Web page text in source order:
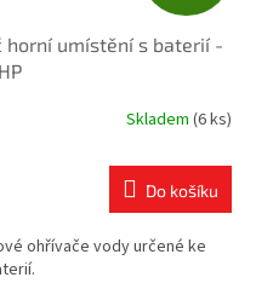
D
A
R
M
A
horní umístění s baterií -
Skladem (6 ks)
Do košíku
ohřívače vody určené ke